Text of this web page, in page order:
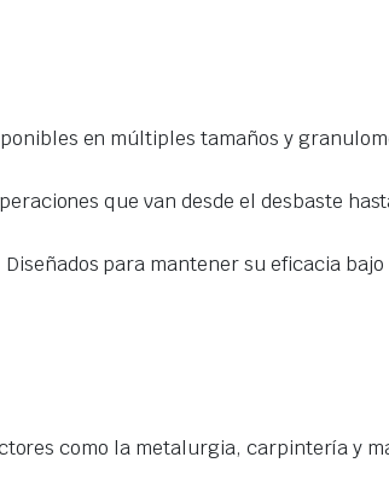
en múltiples tamaños y
que van desde el desbaste
Diseñados para mantener su eficacia
como la metalurgia, carpintería y